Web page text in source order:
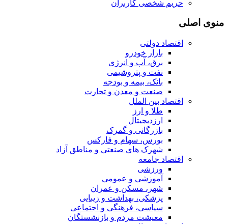
حریم شخصی کاربران
منوی اصلی
اقتصاد دولتی
بازار خودرو
برق، آب و انرژی
نفت و پتروشیمی
بانک، بیمه و بودجه
صنعت و معدن و تجارت
اقتصاد بین الملل
طلا و ارز
ارزدیجیتال
بازرگانی و گمرک
بورس، سهام و فارکس
شهرک های صنعتی و مناطق آزاد
اقتصاد جامعه
ورزشی
آموزشی و عمومی
شهر، مسکن و عمران
پزشکی، بهداشت و زیبایی
سیاسی، فرهنگی و اجتماعی
معیشت مردم و بازنشستگان